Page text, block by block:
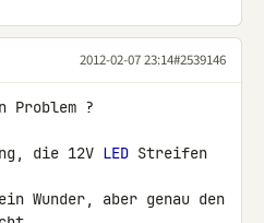
2012-02-07 23:14#2539146
Problem ?
die 12V LED Streifen
Wunder, aber genau den